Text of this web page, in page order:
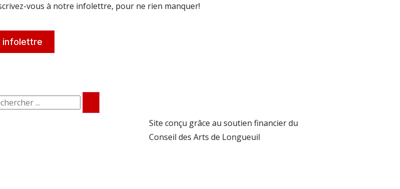
vous à notre infolettre, pour ne rien manquer!
infolettre
Site conçu grâce au soutien financier du
Conseil des Arts de Longueuil